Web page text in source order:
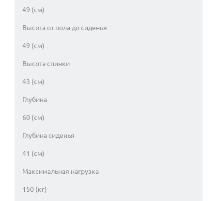
49 (см)
Высота от пола до сиденья
49 (см)
Высота спинки
43 (см)
Глубина
60 (см)
Глубина сиденья
41 (см)
Максимальная нагрузка
150 (кг)